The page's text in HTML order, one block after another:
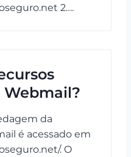
2….
Webmail?
da
é acessado em
. O